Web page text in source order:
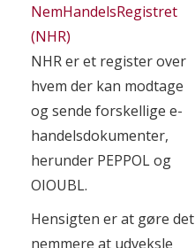
NemHandelsRegistret
(NHR)
NHR er et register over
hvem der kan modtage
og sende forskellige e-
handelsdokumenter,
herunder PEPPOL og
OIOUBL.
Hensigten er at gøre det
nemmere at udveksle